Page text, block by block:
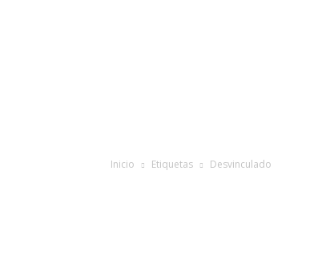
Inicio Etiquetas Desvinculado